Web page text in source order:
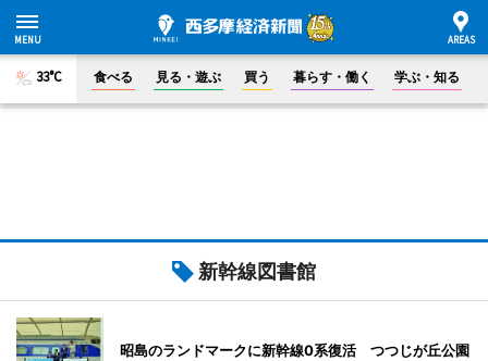
33°C 食べる 見る・遊ぶ 買う 暮らす・働く 学ぶ・知る
新幹線図書館
昭島のランドマークに新幹線0系復活 つつじが丘公園